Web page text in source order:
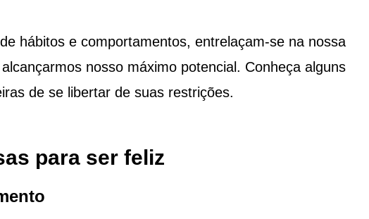
hábitos e comportamentos, entrelaçam-se na nossa
nosso máximo potencial. Conheça alguns
de se libertar de suas restrições.
para ser feliz